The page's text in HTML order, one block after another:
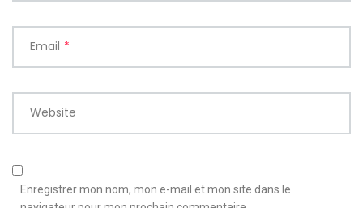
Email *
Website
Enregistrer mon nom, mon e-mail et mon site dans le